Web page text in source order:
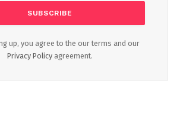
up, you agree to the our terms and our
Privacy Policy agreement.